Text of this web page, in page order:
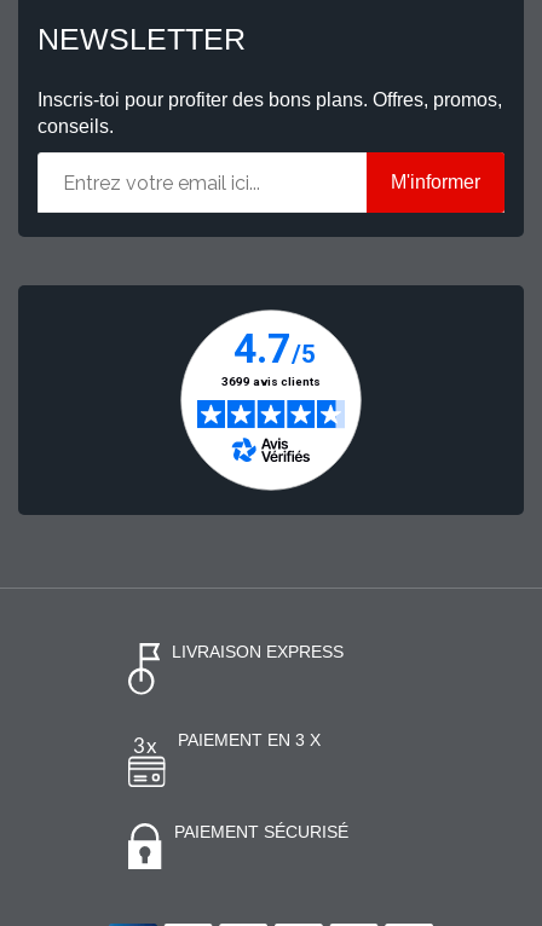
NEWSLETTER
Inscris-toi pour profiter des bons plans. Offres, promos,
conseils.
M'informer
LIVRAISON EXPRESS
PAIEMENT EN 3 X
PAIEMENT SÉCURISÉ